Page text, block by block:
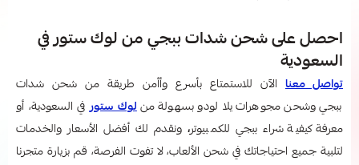
احصل على شحن شدات ببجي من لوك ستور في
السعودية
تواصل معنا الآن للاستمتاع بأسرع وأأمن طريقة من شحن شدات
ببجي وشحن مجوهرات يلا لودو بسهولة منلوك ستورفي السعودية، أو
معرفة كيفية شراء ببجي للكمبيوتر،​ ونقدم لك أفضل الأسعار والخدمات
لتلبية جميع احتياجاتك في شحن الألعاب، لا تفوت الفرصة، قم بزيارة متجرنا